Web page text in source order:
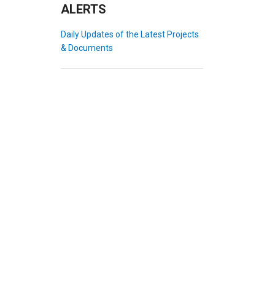
ALERTS
Daily Updates of the Latest Projects
& Documents